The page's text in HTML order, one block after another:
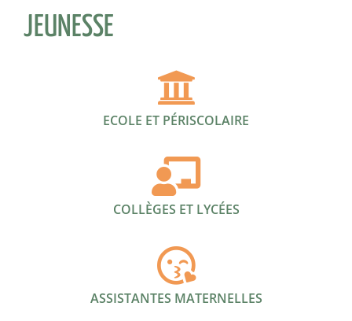
JEUNESSE
ECOLE ET PÉRISCOLAIRE
COLLÈGES ET LYCÉES
ASSISTANTES MATERNELLES